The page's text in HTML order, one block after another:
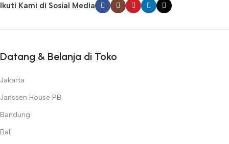
Ikuti Kami di Sosial Media
Datang & Belanja di Toko
Jakarta
Janssen House PB
Bandung
Bali